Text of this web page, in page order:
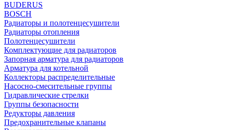
BUDERUS
BOSCH
Радиаторы и полотенцесушители
Радиаторы отопления
Полотенцесушители
Комплектующие для радиаторов
Запорная арматура для радиаторов
Арматура для котельной
Коллекторы распределительные
Насосно-смесительные группы
Гидравлические стрелки
Группы безопасности
Редукторы давления
Предохранительные клапаны